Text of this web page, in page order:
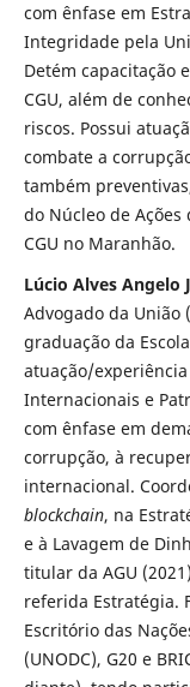
com ênfase em
Integridade pela
Detém capacitação
CGU, além de
riscos. Possui
combate a
também
do Núcleo de
CGU no Maranhão.
Lúcio Alves Angelo
Advogado da União
graduação da
atuação/
Internacionais e
com ênfase em
corrupção, à
internacional.
blockchain, na
e à Lavagem de
titular da AGU
referida Estratégia.
Escritório das
(UNODC), G20 e